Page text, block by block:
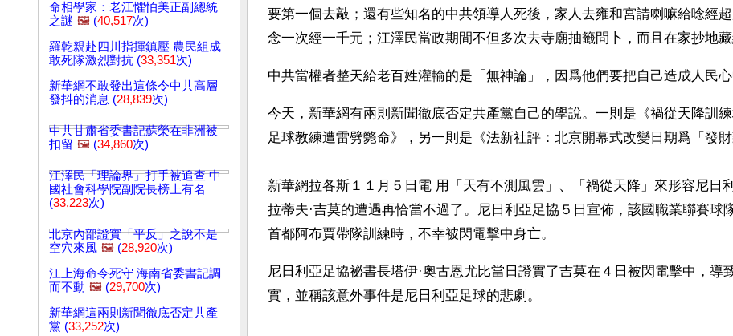
命相學家：老江懼怕美正副總統
之謎 🖼️ (40,517次)
羅乾親赴四川指揮鎮壓 農民組成
敢死隊激烈對抗 (33,351次)
新華網不敢發出這條令中共高層
發抖的消息 (28,839次)
中共甘肅省委書記蘇榮在非洲被
扣留 🖼️ (34,860次)
江澤民「理論界」打手被追查 中
國社會科學院副院長榜上有名
(33,223次)
北京內部證實「平反」之說不是
空穴來風 🖼️ (28,920次)
江上海命令死守 海南省委書記調
而不動 🖼️ (29,700次)
新華網這兩則新聞徹底否定共產
黨 (33,252次)
要第一個去敲；還有些知名的中共領導人死後，家人去雍和宮請喇嘛給唸經
念一次經一千元；江澤民當政期間不但多次去寺廟抽籤問卜，而且在家抄地藏
今天，新華網有兩則新聞徹底否定共產黨自己的學說。一則是《禍從天降訓
足球教練遭雷劈斃命》，另一則是《法新社評：北京開幕式改變日期爲「發財
新華網拉各斯１１月５日電 用「天有不測風雲」、「禍從天降」來形容尼日
拉蒂夫·吉莫的遭遇再恰當不過了。尼日利亞足協５日宣佈，該國職業聯賽球
首都阿布賈帶隊訓練時，不幸被閃電擊中身亡。
尼日利亞足協祕書長塔伊·奧古恩尤比當日證實了吉莫在４日被閃電擊中，導
實，並稱該意外事件是尼日利亞足球的悲劇。